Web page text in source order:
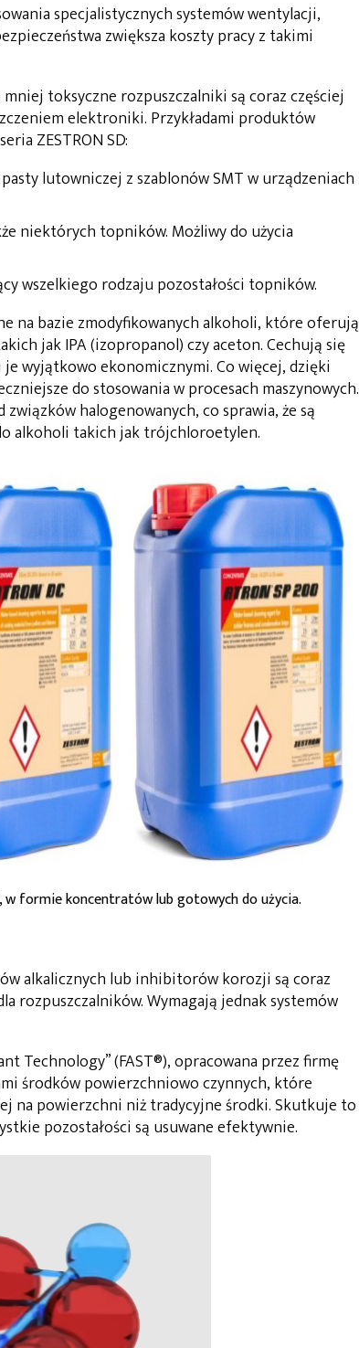
specjalistycznych systemów wentylacji,
zwiększa koszty pracy z takimi
toksyczne rozpuszczalniki są coraz częściej
elektroniki. Przykładami produktów
ZESTRON SD:
lutowniczej z szablonów SMT w urządzeniach
niektórych topników. Możliwy do użycia
wszelkiego rodzaju pozostałości topników.
na bazie zmodyfikowanych alkoholi, które oferują
jak IPA (izopropanol) czy aceton. Cechują się
je wyjątkowo ekonomicznymi. Co więcej, dzięki
do stosowania w procesach maszynowych.
halogenowanych, co sprawia, że są
alkoholi takich jak trójchloroetylen.
w formie koncentratów lub gotowych do użycia.
alkalicznych lub inhibitorów korozji są coraz
rozpuszczalników. Wymagają jednak systemów
Technology” (FAST®), opracowana przez firmę
środków powierzchniowo czynnych, które
na powierzchni niż tradycyjne środki. Skutkuje to
pozostałości są usuwane efektywnie.